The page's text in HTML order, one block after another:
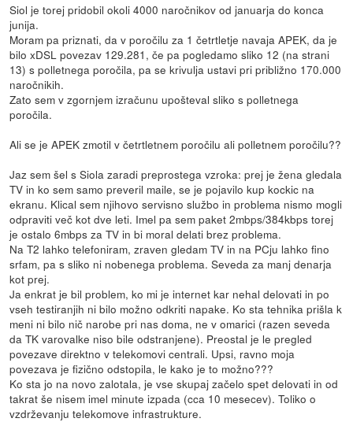
Siol je torej pridobil okoli 4000 naročnikov od januarja do konca
junija.
Moram pa priznati, da v poročilu za 1 četrtletje navaja APEK, da je
bilo xDSL povezav 129.281, če pa pogledamo sliko 12 (na strani
13) s polletnega poročila, pa se krivulja ustavi pri približno 170.000
naročnikih.
Zato sem v zgornjem izračunu upošteval sliko s polletnega
poročila.
Ali se je APEK zmotil v četrtletnem poročilu ali polletnem poročilu??
Jaz sem šel s Siola zaradi preprostega vzroka: prej je žena gledala
TV in ko sem samo preveril maile, se je pojavilo kup kockic na
ekranu. Klical sem njihovo servisno službo in problema nismo mogli
odpraviti več kot dve leti. Imel pa sem paket 2mbps/384kbps torej
je ostalo 6mbps za TV in bi moral delati brez problema.
Na T2 lahko telefoniram, zraven gledam TV in na PCju lahko fino
srfam, pa s sliko ni nobenega problema. Seveda za manj denarja
kot prej.
Ja enkrat je bil problem, ko mi je internet kar nehal delovati in po
vseh testiranjih ni bilo možno odkriti napake. Ko sta tehnika prišla k
meni ni bilo nič narobe pri nas doma, ne v omarici (razen seveda
da TK varovalke niso bile odstranjene). Preostal je le pregled
povezave direktno v telekomovi centrali. Upsi, ravno moja
povezava je fizično odstopila, le kako je to možno???
Ko sta jo na novo zalotala, je vse skupaj začelo spet delovati in od
takrat še nisem imel minute izpada (cca 10 mesecev). Toliko o
vzdrževanju telekomove infrastrukture.